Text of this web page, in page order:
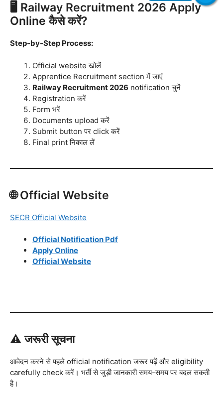
🖥️ Railway Recruitment 2026 Apply
Online कैसे करें?
Step-by-Step Process:
Official website खोलें
Apprentice Recruitment section में जाएं
Railway Recruitment 2026 notification चुनें
Registration करें
Form भरें
Documents upload करें
Submit button पर click करें
Final print निकाल लें
🌐 Official Website
SECR Official Website
Official Notification Pdf
Apply Online
Official Website
⚠ जरूरी सूचना
आवेदन करने से पहले official notification जरूर पढ़ें और eligibility
carefully check करें। भर्ती से जुड़ी जानकारी समय-समय पर बदल सकती
है।